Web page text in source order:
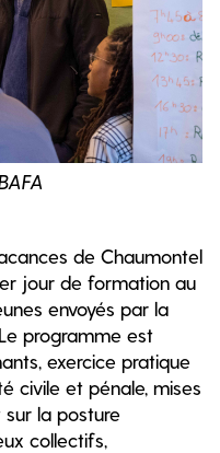
de Chaumontel
jour de formation au
envoyés par la
programme est
exercice pratique
civile et pénale, mises
la posture
collectifs,